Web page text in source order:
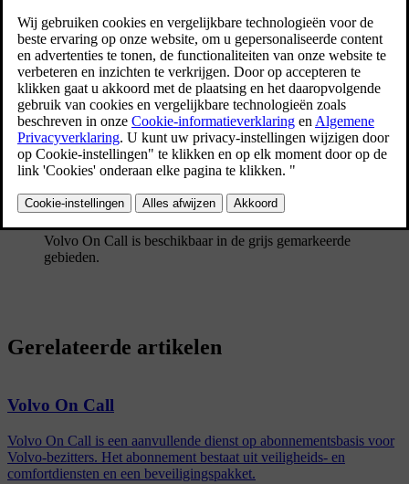
Bijgewerkt 08-06-2023
Volvo On Call is beschikbaar in de grijs gemarkeerde
gebieden.
Gerelateerde artikelen
Volvo On Call
Volvo On Call is een aanvullende dienst op abonnementsbasis voor
Volvo-bezitters. Het abonnement bestaat uit veiligheids- en
comfortdiensten en een beveiligingspakket.